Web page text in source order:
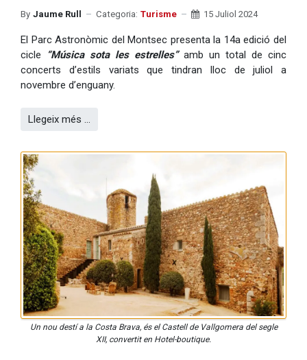
By Jaume Rull Categoria: Turisme 15 Juliol 2024
El Parc Astronòmic del Montsec presenta la 14a edició del
cicle
“Música sota les estrelles”amb un total de cinc
concerts d’estils variats que tindran lloc de juliol a
novembre d’enguany.
Llegeix més …
Un nou destí a la Costa Brava, és el Castell de Vallgomera del segle
XII, convertit en Hotel-boutique.